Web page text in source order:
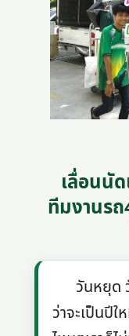
เลื่อนนั
ทีมงานร
วันหยุด วั
ว่าจะเป็นปี